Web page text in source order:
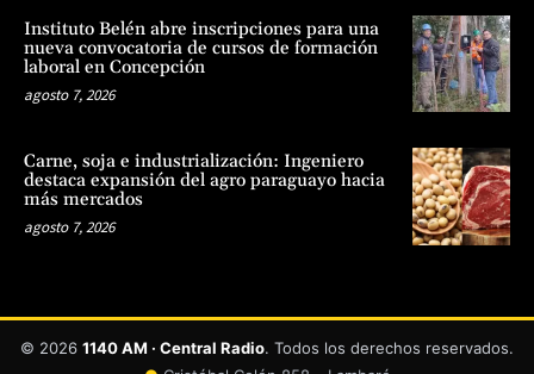
Instituto Belén abre inscripciones para una
nueva convocatoria de cursos de formación
laboral en Concepción
agosto 7, 2026
Carne, soja e industrialización: Ingeniero
destaca expansión del agro paraguayo hacia
más mercados
agosto 7, 2026
© 2026 1140 AM · Central Radio. Todos los derechos reservados.